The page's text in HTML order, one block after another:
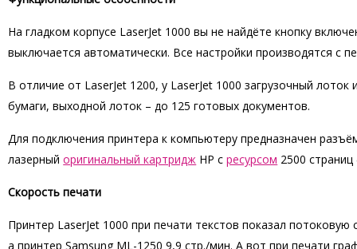
На гладком корпусе LaserJet 1000 вы не найдёте кнопку
выключается автоматически. Все настройки производятся с
В отличие от LaserJet 1200, у LaserJet 1000 загрузочный
бумаги, выходной лоток – до 125 готовых документов.
Для подключения принтера к компьютеру предназначен
лазерныйоригинальный картридж HP сресурсом 2500
Скорость печати
Принтер LaserJet 1000 при печати текстов показал
а принтер Samsung ML-1250 9,9 стр./мин. А вот при печати